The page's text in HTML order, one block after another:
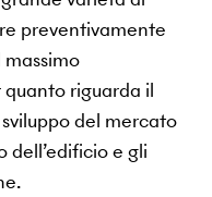
preventivamente
riguarda il
del mercato
dell’edificio e gli